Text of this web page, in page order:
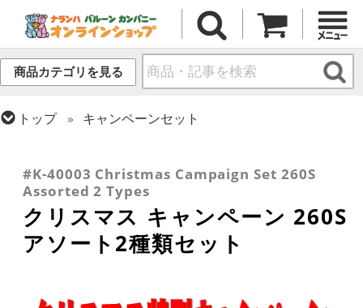
商品カテゴリを見る
トップ
キャンペーンセット
クリスマス・ウィンター(冬)
#K-40003 Christmas Campaign Set 260S
Assorted 2 Types
クリスマス キャンペーン 260S
アソート2種類セット